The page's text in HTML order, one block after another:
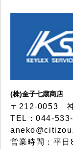
(株)金子七蔵商店
〒212-0053 神
TEL：044-
営業時間：平